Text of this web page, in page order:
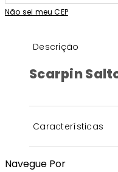
Não sei meu CEP
Descrição
Scarpin
Características
Navegue Por